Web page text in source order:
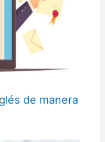
de manera